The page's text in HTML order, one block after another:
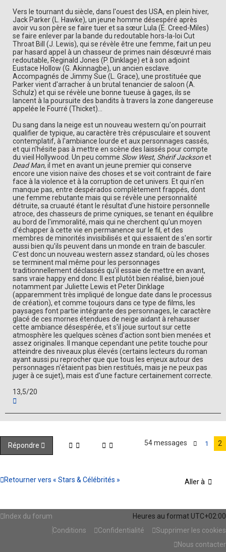
Vers le tournant du siècle, dans l'ouest des USA, en plein hiver,
Jack Parker (L. Hawke), un jeune homme désespéré après
avoir vu son père se faire tuer et sa sœur Lula (E. Creed-Miles)
se faire enlever par la bande du redoutable hors-la-loi Cut
Throat Bill (J. Lewis), qui se révèle être une femme, fait un peu
par hasard appel à un chasseur de primes nain désœuvré mais
redoutable, Reginald Jones (P. Dinklage) et à son adjoint
Eustace Hollow (G. Akinnagbe), un ancien esclave.
Accompagnés de Jimmy Sue (L. Grace), une prostituée que
Parker vient d'arracher à un brutal tenancier de saloon (A.
Schulz) et qui se révèle une bonne tueuse à gages, ils se
lancent à la poursuite des bandits à travers la zone dangereuse
appelée le Fourré (Thicket)...
Du sang dans la neige est un nouveau western qu'on pourrait
qualifier de typique, au caractère très crépusculaire et souvent
contemplatif, à l'ambiance lourde et aux personnages cassés,
et qui n'hésite pas à mettre en scène des laissés pour compte
du vieil Hollywood. Un peu comme Slow West, Shérif Jacksonet
Dead Man, il met en avant un jeune premier qui conserve
encore une vision naïve des choses et se voit contraint de faire
face à la violence et à la corruption de cet univers. Et qui n'en
manque pas, entre despérados complètement frappés, dont
une femme rebutante mais qui se révèle une personnalité
détruite, sa cruauté étant le résultat d'une histoire personnelle
atroce, des chasseurs de prime cyniques, se tenant en équilibre
au bord de l'immoralité, mais qui ne cherchent qu'un moyen
d'échapper à cette vie en permanence sur le fil, et des
membres de minorités invisibilisés et qui essaient de s'en sortir
aussi bien qu'ils peuvent dans un monde en train de basculer.
C'est donc un nouveau western assez standard, où les choses
se terminent mal même pour les personnages
traditionnellement déclassés qu'il essaie de mettre en avant,
sans vraie happy end donc. Il est plutôt bien réalisé, bien joué
notamment par Juliette Lewis et Peter Dinklage
(apparemment très impliqué de longue date dans le processus
de création), et comme toujours dans ce type de films, les
paysages font partie intégrante des personnages, le caractère
glacé de ces mornes étendues de neige aidant à rehausser
cette ambiance désespérée, et s'il joue surtout sur cette
atmosphère les quelques scènes d'action sont bien menées et
assez originales. Il manque cependant une petite touche pour
atteindre des niveaux plus élevés (certains lecteurs du roman
ayant aussi pu reprocher que que tous les enjeux autour des
personnages n'étaient pas bien restitués, mais je ne peux pas
juger à ce sujet), mais est d'une facture certainement correcte.
13,5/20
u
t
Répondre 54 messages 1 2
Retourner vers « Stars & Célébrités » Aller à
Index du forum Heures au format UTC+02:00
Supprimer les cookies
Confidentialité
Conditions
Nous contacter